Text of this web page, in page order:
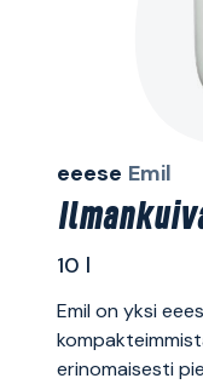
eeese Emil
10 l
Emil on yksi
erinomaisesti